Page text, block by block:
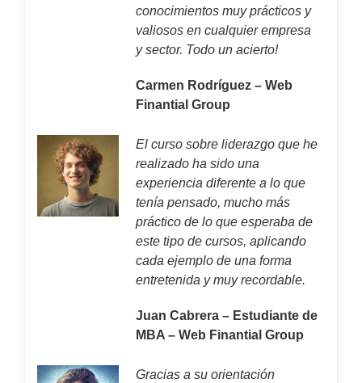
conocimientos muy prácticos y
valiosos en cualquier empresa
y sector. Todo un acierto!
Carmen Rodríguez – Web
Finantial Group
El curso sobre liderazgo que he
realizado ha sido una
experiencia diferente a lo que
tenía pensado, mucho más
práctico de lo que esperaba de
este tipo de cursos, aplicando
cada ejemplo de una forma
entretenida y muy recordable.
Juan Cabrera – Estudiante de
MBA – Web Finantial Group
Gracias a su orientación